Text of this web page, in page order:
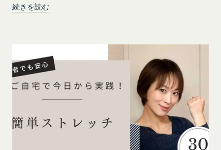
続きを読む
発効日：2021年9月1日
為
その他、当社が不適切と判断する行為
会員の行為が本規約に違反すると当社が判断した場
合、当社は、通知または催告をすることなく、当該
会員の登録の抹消、当社が提供する一切のサービス
の利用禁止、停止、本サービス上に公開した提供物
（本規約第10条3項で定義します。）の削除その他
の必要な措置を講じることができるものとします。
当社が前項に定める措置を講じた場合において、当
社は、会員に対し、当該措置を講じた理由を開示す